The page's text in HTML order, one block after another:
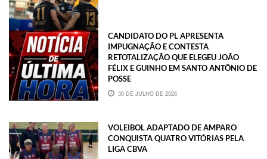
CANDIDATO DO PL APRESENTA
IMPUGNAÇÃO E CONTESTA
RETOTALIZAÇÃO QUE ELEGEU JOÃO
FÉLIX E GUINHO EM SANTO ANTÔNIO DE
POSSE
30 DE JULHO DE 2026
VOLEIBOL ADAPTADO DE AMPARO
CONQUISTA QUATRO VITÓRIAS PELA
LIGA CBVA